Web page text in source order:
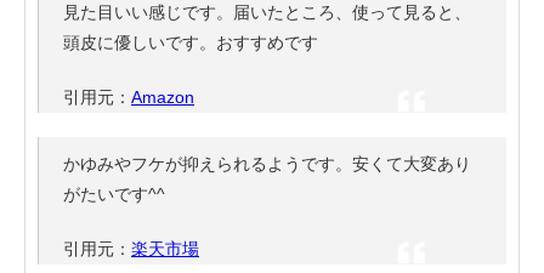
見た目いい感じです。届いたところ、使って見ると、
頭皮に優しいです。おすすめです
引用元： Amazon
かゆみやフケが抑えられるようです。安くて大変あり
がたいです^^
引用元： 楽天市場